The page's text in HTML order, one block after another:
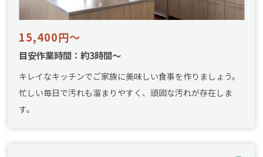
15,400円～
目安作業時間：約3時間～
キレイなキッチンでご家族に美味しい食事を作りましょう。
忙しい毎日で汚れも溜まりやすく、頑固な汚れが存在しま
す。